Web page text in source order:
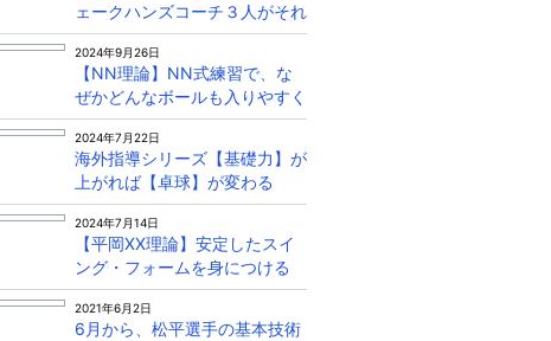
ェークハンズコーチ３人がそれ
ぞれ説明&amp;練習方法を教え
ます
2024年9月26日
【NN理論】NN式練習で、な
ぜかどんなボールも入りやすく
なる
2024年7月22日
海外指導シリーズ【基礎力】が
上がれば【卓球】が変わる
2024年7月14日
【平岡XX理論】安定したスイ
ング・フォームを身につける
2021年6月2日
6月から、松平選手の基本技術